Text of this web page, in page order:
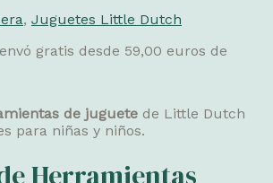
, Juguetes Little Dutch
envó gratis desde 59,00 euros de
de juguete de Little Dutch
para niñas y niños.
Herramientas